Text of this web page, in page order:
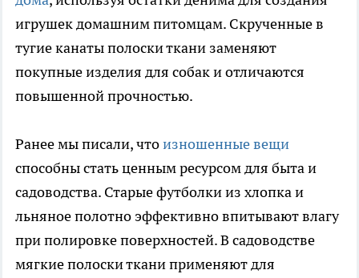
игрушек домашним питомцам. Скрученные в
тугие канаты полоски ткани заменяют
покупные изделия для собак и отличаются
повышенной прочностью.
Ранее мы писали, чтоизношенные вещи
способны стать ценным ресурсом для быта и
садоводства. Старые футболки из хлопка и
льняное полотно эффективно впитывают влагу
при полировке поверхностей. В садоводстве
мягкие полоски ткани применяют для